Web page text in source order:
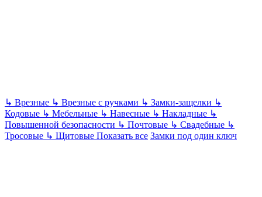
↳ Врезные ↳ Врезные с ручками ↳ Замки-защелки ↳
Кодовые ↳ Мебельные ↳ Навесные ↳ Накладные ↳
Повышенной безопасности ↳ Почтовые ↳ Свадебные ↳
Тросовые ↳ Щитовые Показать все Замки под один ключ